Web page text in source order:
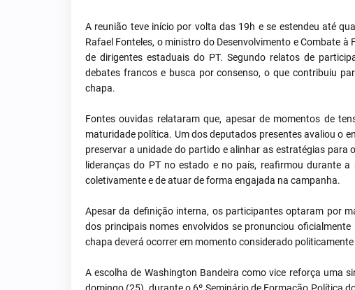
A reunião teve início por volta das 19h e se estendeu até
Rafael Fonteles, o ministro do Desenvolvimento e Combate
de dirigentes estaduais do PT. Segundo relatos de
debates francos e busca por consenso, o que contribuiu
chapa.
Fontes ouvidas relataram que, apesar de momentos de
maturidade política. Um dos deputados presentes avaliou o
preservar a unidade do partido e alinhar as estratégias para
lideranças do PT no estado e no país, reafirmou durante
coletivamente e de atuar de forma engajada na campanha.
Apesar da definição interna, os participantes optaram por
dos principais nomes envolvidos se pronunciou
chapa deverá ocorrer em momento considerado
A escolha de Washington Bandeira como vice reforça uma